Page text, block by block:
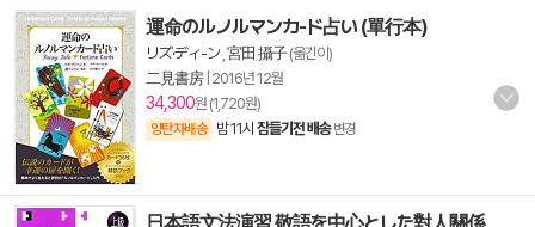
運命のルノルマンカ-ド占い (單行本)
リズ·ディ-ン, 宮田 攝子(옮긴이)
二見書房| 2016년 12월
34,300원 (1,720원)
양탄자배송 밤 11시 잠들기전 배송 변경